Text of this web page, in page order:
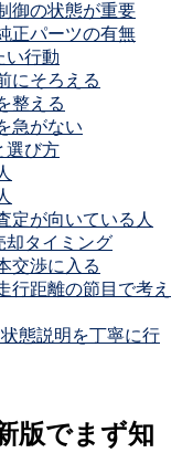
御の状態が重要
正パーツの有無
い行動
にそろえる
整える
急がない
選び方
定が向いている人
却タイミング
交渉に入る
行距離の節目で考え
態説明を丁寧に行
版でまず知